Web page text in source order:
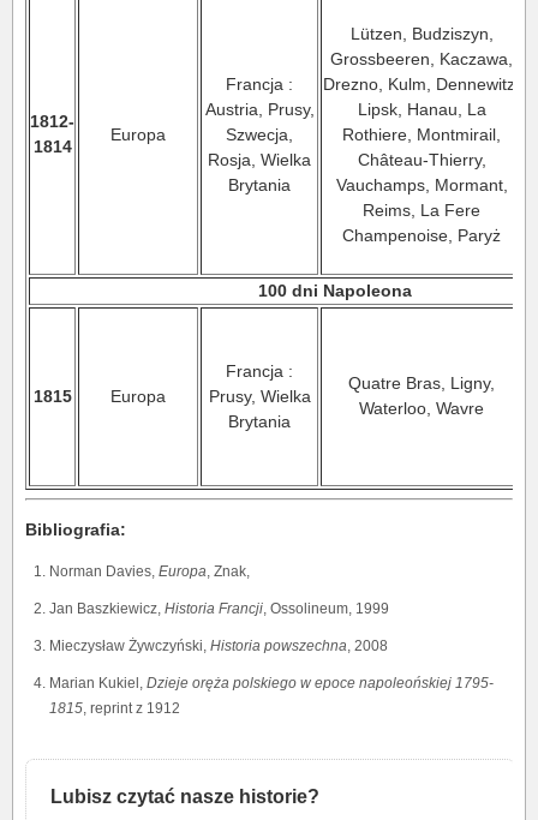
1812-
1814
Europa
Francja :
Austria, Prusy,
Szwecja,
Rosja, Wielka
Brytania
Lützen, Budziszyn,
Grossbeeren, Kaczawa,
Drezno, Kulm, Dennewitz,
Lipsk, Hanau, La
Rothiere, Montmirail,
Château-Thierry,
Vauchamps, Mormant,
Reims, La Fere
Champenoise, Paryż
100 dni Napoleona
1815 Europa
Francja :
Prusy, Wielka
Brytania
Quatre Bras, Ligny,
Waterloo, Wavre
Bibliografia:
Norman Davies, Europa , Znak,
Jan Baszkiewicz, Historia Francji , Ossolineum, 1999
Mieczysław Żywczyński, Historia powszechna , 2008
Marian Kukiel, Dzieje oręża polskiego w epoce napoleońskiej 1795-
1815 , reprint z 1912
Lubisz czytać nasze historie?